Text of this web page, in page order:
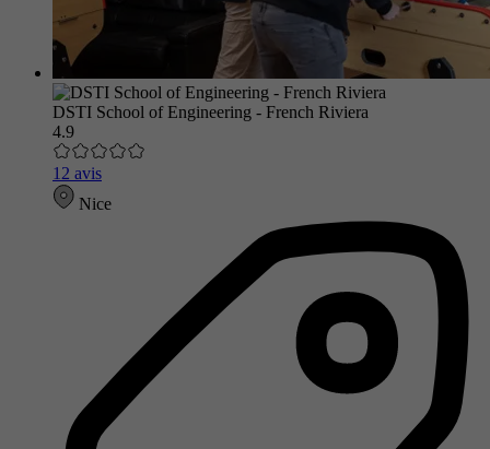
DSTI School of Engineering - French Riviera
4.9
12 avis
Nice